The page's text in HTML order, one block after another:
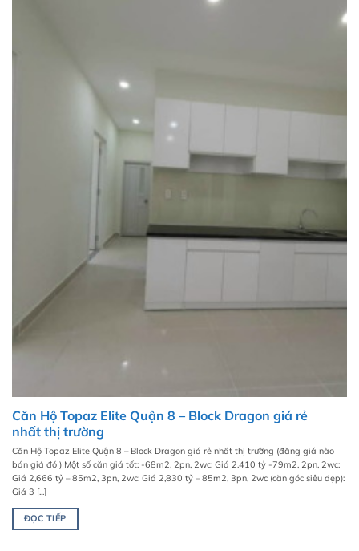
Căn Hộ Topaz Elite Quận 8 – Block Dragon giá rẻ
nhất thị trường
Căn Hộ Topaz Elite Quận 8 – Block Dragon giá rẻ nhất thị trường (đăng giá nào
bán giá đó ) Một số căn giá tốt: -68m2, 2pn, 2wc: Giá 2.410 tỷ -79m2, 2pn, 2wc:
Giá 2,666 tỷ – 85m2, 3pn, 2wc: Giá 2,830 tỷ – 85m2, 3pn, 2wc (căn góc siêu đẹp):
Giá 3 [...]
ĐỌC TIẾP